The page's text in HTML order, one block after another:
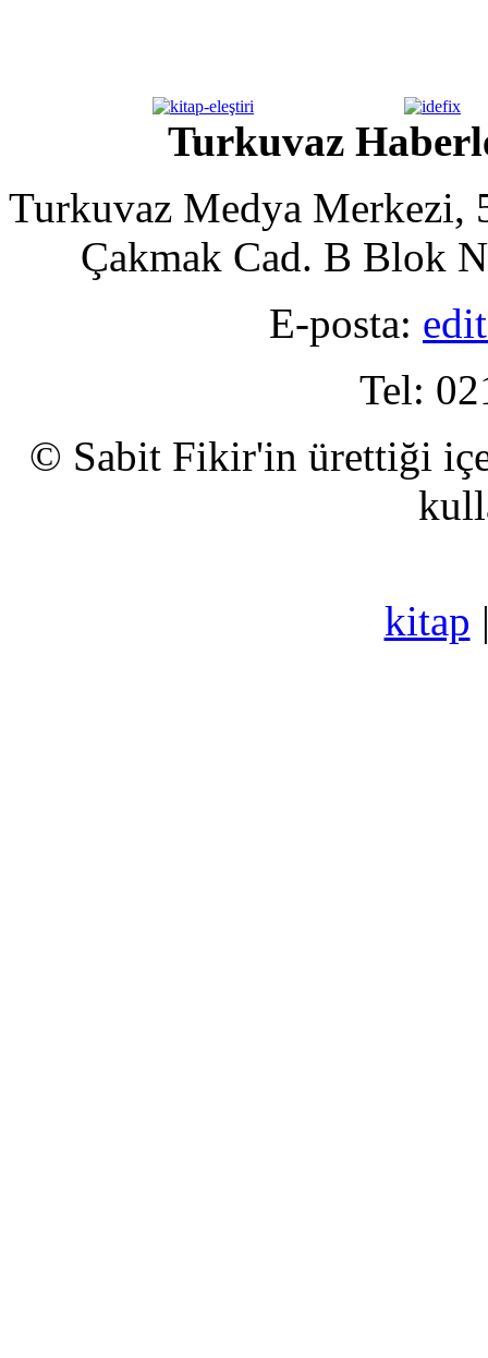
Turkuvaz
Turkuvaz Medya Merkezi,
Çakmak Cad. B Blok
E-posta:
Tel:
© Sabit Fikir'in ürettiği
kitap